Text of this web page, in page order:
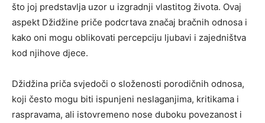
što joj predstavlja uzor u izgradnji vlastitog života. Ovaj
aspekt Džidžine priče podcrtava značaj bračnih odnosa i
kako oni mogu oblikovati percepciju ljubavi i zajedništva
kod njihove djece.
Džidžina priča svjedoči o složenosti porodičnih odnosa,
koji često mogu biti ispunjeni neslaganjima, kritikama i
raspravama, ali istovremeno nose duboku povezanost i